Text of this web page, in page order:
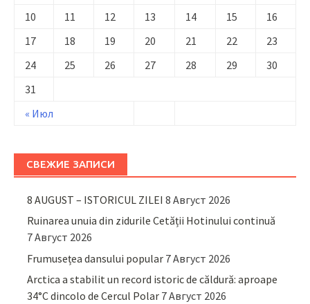
« Июл
10
11 12 13 14 15
16
17
18 19 20 21 22
23
24
25 26 27 28 29
30
31
СВЕЖИЕ ЗАПИСИ
8 AUGUST – ISTORICUL ZILEI 8 Август 2026
Ruinarea unuia din zidurile Cetății Hotinului continuă
7 Август 2026
Frumusețea dansului popular 7 Август 2026
Arctica a stabilit un record istoric de căldură: aproape
34°C dincolo de Cercul Polar 7 Август 2026